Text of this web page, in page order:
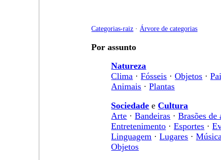
Categorias-raiz ·Árvore de categorias
Por assunto
Natureza
Clima ·Fósseis ·Objetos ·
Animais ·Plantas
Sociedade eCultura
Arte ·Bandeiras ·Brasões de
Entretenimento ·Esportes ·
Linguagem ·Lugares ·
Objetos